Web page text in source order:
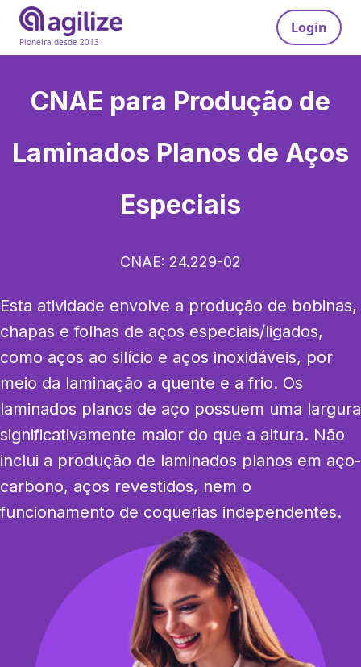
Pioneira desde 2013
Login
CNAE para Produção de
Laminados Planos de Aços
Especiais
CNAE: 24.229-02
Esta atividade envolve a produção de bobinas,
chapas e folhas de aços especiais/ligados,
como aços ao silício e aços inoxidáveis, por
meio da laminação a quente e a frio. Os
laminados planos de aço possuem uma largura
significativamente maior do que a altura. Não
inclui a produção de laminados planos em aço-
carbono, aços revestidos, nem o
funcionamento de coquerias independentes.